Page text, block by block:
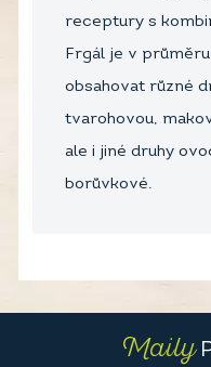
receptury s
Frgál je v
obsahovat různé
tvarohovou,
ale i jiné druhy
borůvkové.
Maily